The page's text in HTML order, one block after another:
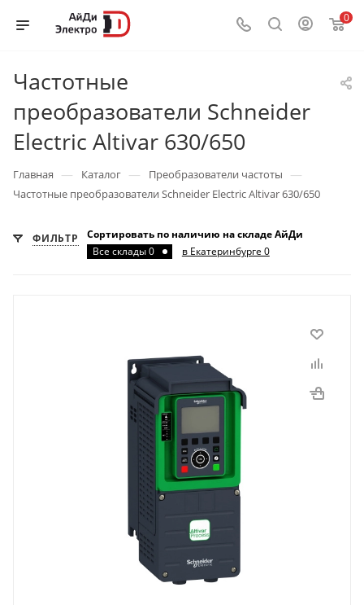
0
Частотные
преобразователи Schneider
Electric Altivar 630/650
Главная — Каталог — Преобразователи частоты —
Частотные преобразователи Schneider Electric Altivar 630/650
ФИЛЬТР
Сортировать по наличию на складе АйДи
Все склады 0
в Екатеринбурге 0